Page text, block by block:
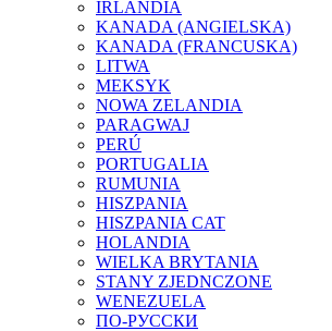
IRLANDIA
KANADA (ANGIELSKA)
KANADA (FRANCUSKA)
LITWA
MEKSYK
NOWA ZELANDIA
PARAGWAJ
PERÚ
PORTUGALIA
RUMUNIA
HISZPANIA
HISZPANIA CAT
HOLANDIA
WIELKA BRYTANIA
STANY ZJEDNCZONE
WENEZUELA
ПО-РУССКИ